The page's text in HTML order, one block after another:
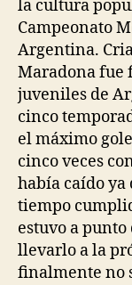
la cultura
Campeonato
Argentina.
Maradona fue
juveniles de
cinco
el máximo
cinco veces
había caído ya
tiempo
estuvo a
llevarlo a la
finalmente no